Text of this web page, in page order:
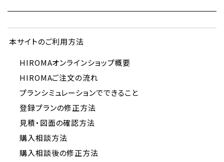
本サイトのご利用方法
HIROMAオンラインショップ概要
HIROMAご注文の流れ
プランシミュレーションでできること
登録プランの修正方法
見積・図面の確認方法
購入相談方法
購入相談後の修正方法